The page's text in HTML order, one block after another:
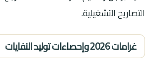
التصاريح التشغيلية.
غرامات 2026 وإحصاءات توليد النفايات